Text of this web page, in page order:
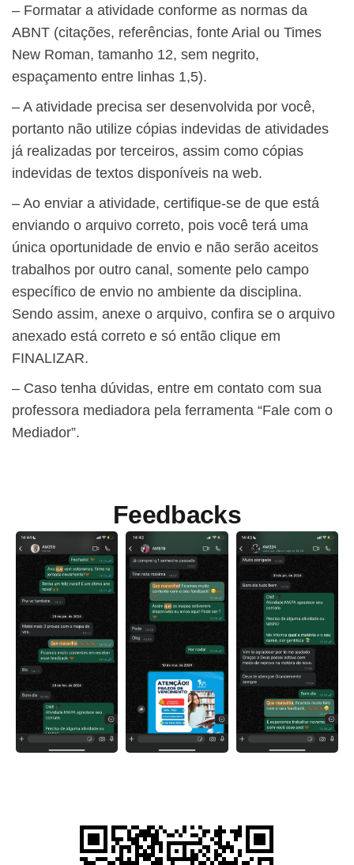
– Formatar a atividade conforme as normas da
ABNT (citações, referências, fonte Arial ou Times
New Roman, tamanho 12, sem negrito,
espaçamento entre linhas 1,5).
– A atividade precisa ser desenvolvida por você,
portanto não utilize cópias indevidas de atividades
já realizadas por terceiros, assim como cópias
indevidas de textos disponíveis na web.
– Ao enviar a atividade, certifique-se de que está
enviando o arquivo correto, pois você terá uma
única oportunidade de envio e não serão aceitos
trabalhos por outro canal, somente pelo campo
específico de envio no ambiente da disciplina.
Sendo assim, anexe o arquivo, confira se o arquivo
anexado está correto e só então clique em
FINALIZAR.
– Caso tenha dúvidas, entre em contato com sua
professora mediadora pela ferramenta “Fale com o
Mediador”.
Feedbacks